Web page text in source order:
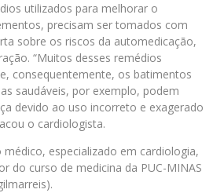
utilizados para melhorar o
precisam ser tomados com
sobre os riscos da automedicação,
“Muitos desses remédios
consequentemente, os batimentos
saudáveis, por exemplo, podem
devido ao uso incorreto e exagerado
o cardiologista.
médico, especializado em cardiologia,
do curso de medicina da PUC-MINAS